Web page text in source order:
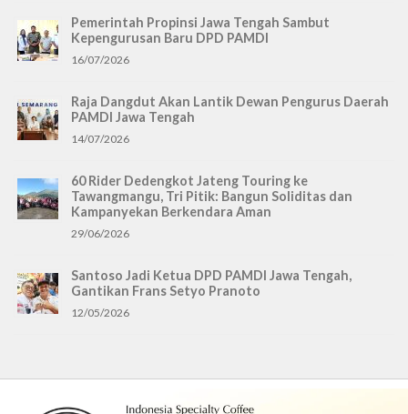
Pemerintah Propinsi Jawa Tengah Sambut
Kepengurusan Baru DPD PAMDI
16/07/2026
Raja Dangdut Akan Lantik Dewan Pengurus Daerah
PAMDI Jawa Tengah
14/07/2026
60 Rider Dedengkot Jateng Touring ke
Tawangmangu, Tri Pitik: Bangun Soliditas dan
Kampanyekan Berkendara Aman
29/06/2026
Santoso Jadi Ketua DPD PAMDI Jawa Tengah,
Gantikan Frans Setyo Pranoto
12/05/2026